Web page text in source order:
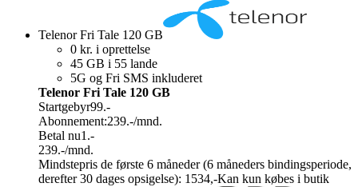
Telenor Fri Tale 120 GB
0 kr. i oprettelse
45 GB i 55 lande
5G og Fri SMS inkluderet
Telenor Fri Tale 120 GB
Startgebyr99.-
Abonnement:239.-/mnd.
Betal nu1.-
239.-/mnd.
Mindstepris de første 6 måneder (6 måneders bindingsperiode,
derefter 30 dages opsigelse): 1534,-Kan kun købes i butik